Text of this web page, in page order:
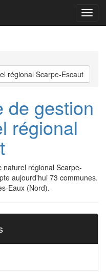
Menu
régional Scarpe-Escaut
de gestion
régional
naturel régional Scarpe-
aujourd'hui 73 communes.
Eaux (Nord).